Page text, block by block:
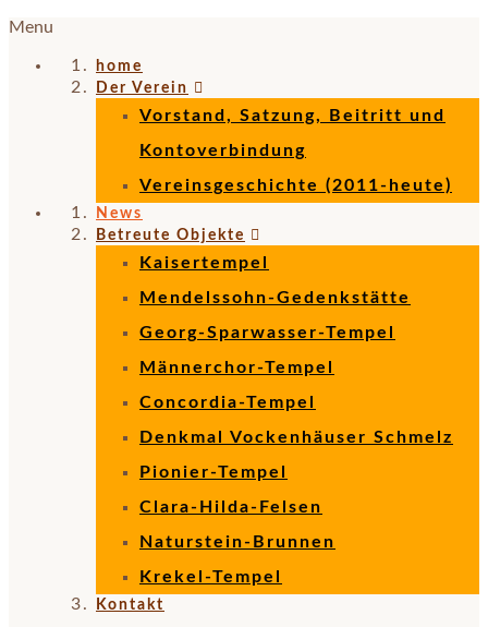
Menu
home
Der Verein
Vorstand, Satzung, Beitritt und
Kontoverbindung
Vereinsgeschichte (2011-heute)
News
Betreute Objekte
Kaisertempel
Mendelssohn-Gedenkstätte
Georg-Sparwasser-Tempel
Männerchor-Tempel
Concordia-Tempel
Denkmal Vockenhäuser Schmelz
Pionier-Tempel
Clara-Hilda-Felsen
Naturstein-Brunnen
Krekel-Tempel
Kontakt